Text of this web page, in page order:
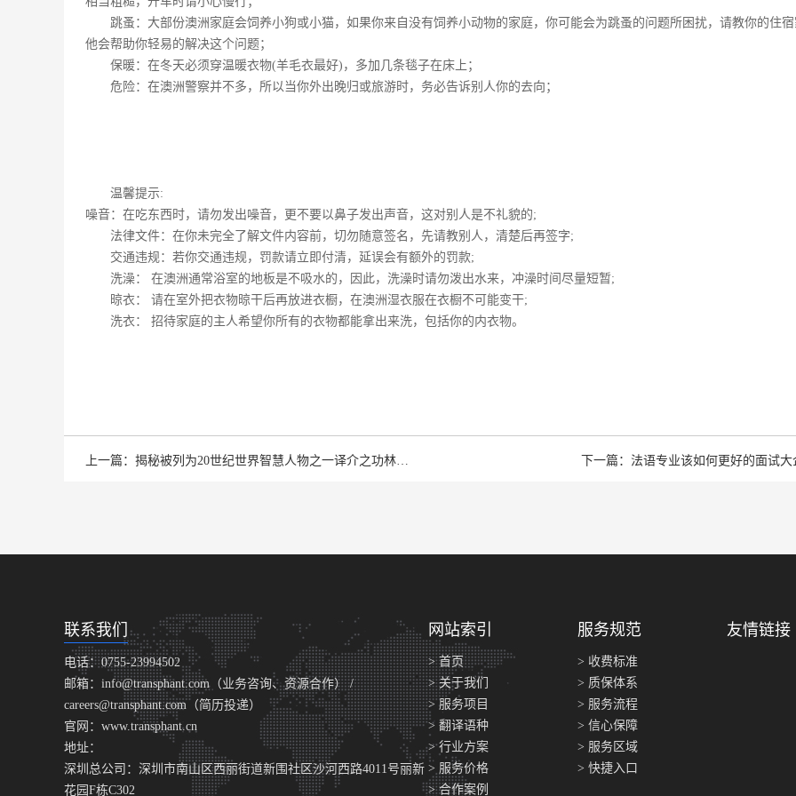
跳蚤：大部份澳洲家庭会饲养小狗或小猫，如果你来自没有饲养小动物的家庭，你可能会为跳蚤的问题所困扰，请教你的住
他会帮助你轻易的解决这个问题；
保暖：在冬天必须穿温暖衣物(羊毛衣最好)，多加几条毯子在床上；
危险：在澳洲警察并不多，所以当你外出晚归或旅游时，务必告诉别人你的去向；
温馨提示:
噪音：在吃东西时，请勿发出噪音，更不要以鼻子发出声音，这对别人是不礼貌的;
法律文件：在你未完全了解文件内容前，切勿随意签名，先请教别人，清楚后再签字;
交通违规：若你交通违规，罚款请立即付清，延误会有额外的罚款;
洗澡： 在澳洲通常浴室的地板是不吸水的，因此，洗澡时请勿泼出水来，冲澡时间尽量短暂;
晾衣： 请在室外把衣物晾干后再放进衣橱，在澳洲湿衣服在衣橱不可能变干;
洗衣： 招待家庭的主人希望你所有的衣物都能拿出来洗，包括你的内衣物。
上一篇：揭秘被列为20世纪世界智慧人物之一译介之功林语堂! 下一篇：法语专业该如何更好的面试
联系我们
电话：0755-23994502
邮箱：info@transphant.com（业务咨询、资源合作） /
careers@transphant.com（简历投递）
官网：www.transphant.cn
地址：
深圳总公司：深圳市南山区西丽街道新围社区沙河西路4011号丽新
花园F栋C302
网站索引
> 首页
> 关于我们
> 服务项目
> 翻译语种
> 行业方案
> 服务价格
> 合作案例
服务规范
> 收费标准
> 质保体系
> 服务流程
> 信心保障
> 服务区域
> 快捷入口
友情链接